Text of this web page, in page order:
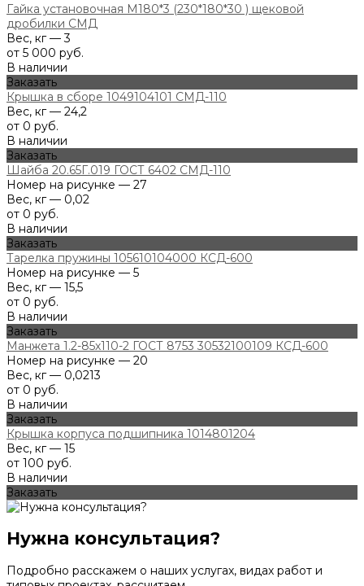
Гайка установочная М180*3 (230*180*30 ) щековой
дробилки СМД
Вес, кг — 3
от 5 000 руб.
В наличии
Заказать
Крышка в сборе 1049104101 СМД-110
Вес, кг — 24,2
от 0 руб.
В наличии
Заказать
Шайба 20.65Г.019 ГОСТ 6402 СМД-110
Номер на рисунке — 27
Вес, кг — 0,02
от 0 руб.
В наличии
Заказать
Тарелка пружины 105610104000 КСД-600
Номер на рисунке — 5
Вес, кг — 15,5
от 0 руб.
В наличии
Заказать
Манжета 1.2-85х110-2 ГОСТ 8753 30532100109 КСД-600
Номер на рисунке — 20
Вес, кг — 0,0213
от 0 руб.
В наличии
Заказать
Крышка корпуса подшипника 1014801204
Вес, кг — 15
от 100 руб.
В наличии
Заказать
Нужна консультация?
Подробно расскажем о наших услугах, видах работ и